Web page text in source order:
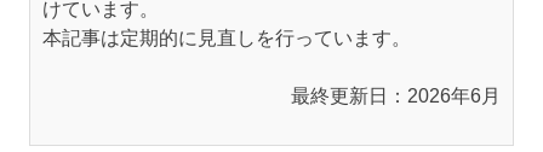
けています。
本記事は定期的に見直しを行っています。
最終更新日：2026年6月